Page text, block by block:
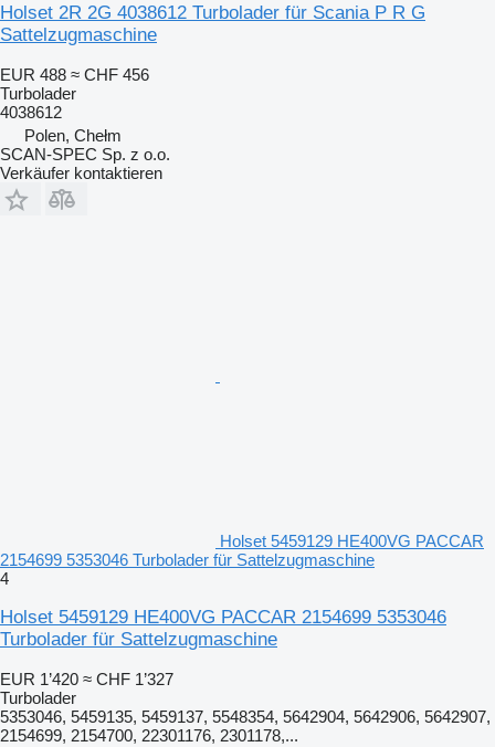
Holset 2R 2G 4038612 Turbolader für Scania P R G
Sattelzugmaschine
EUR 488 ≈ CHF 456
Turbolader
4038612
Polen, Chełm
SCAN-SPEC Sp. z o.o.
Verkäufer kontaktieren
Holset 5459129 HE400VG PACCAR
2154699 5353046 Turbolader für Sattelzugmaschine
4
Holset 5459129 HE400VG PACCAR 2154699 5353046
Turbolader für Sattelzugmaschine
EUR 1’420 ≈ CHF 1’327
Turbolader
5353046, 5459135, 5459137, 5548354, 5642904, 5642906, 5642907,
2154699, 2154700, 22301176, 2301178,...